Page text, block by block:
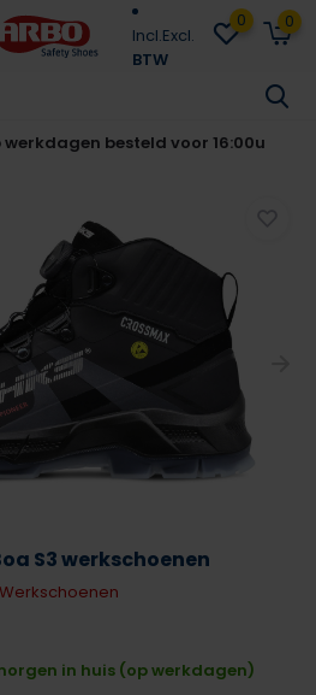
Incl.Excl.
BTW
0 0
Klarna & Riverty
S3 werkschoenen
in huis (op werkdagen)